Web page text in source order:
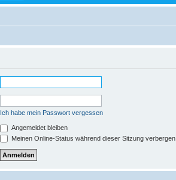
Ich habe mein Passwort vergessen
Angemeldet bleiben
Meinen Online-Status während dieser Sitzung verbergen